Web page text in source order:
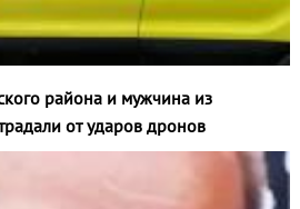
района и мужчина из
от ударов дронов